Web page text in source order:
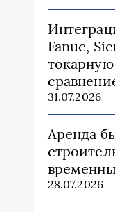
Fanuc,
31.07.2026
Аренда
28.07.2026